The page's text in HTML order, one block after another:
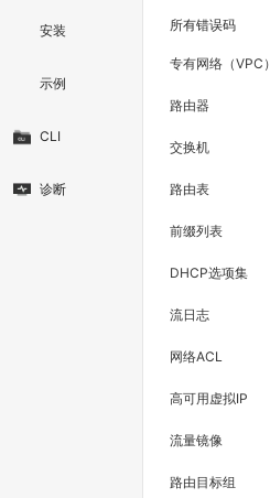
安装
示例
CLI
诊断
所有错误码
专有网络（VPC）
路由器
交换机
路由表
前缀列表
DHCP选项集
流日志
网络ACL
高可用虚拟IP
流量镜像
路由目标组